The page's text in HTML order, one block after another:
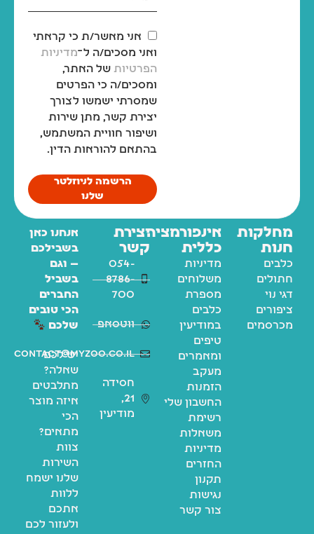
אני מאשר/ת כי קראתי
ואני מסכים/ה ל־מדיניות
הפרטיות של האתר,
ומסכים/ה כי הפרטים
שמסרתי ישמשו לצורך
יצירת קשר, מתן שירות
ושיפור חוויית המשתמש,
בהתאם להוראות הדין.
הרשמה לניוזלטר
שלנו
מחלקות
חנות
כלבים
חתולים
דגי נוי
ציפורים
מכרסמים
אינפורמציה
כללית
מדיניות
משלוחים
מספרת
כלבים
במודיעין
טיפים
ומאמרים
מעקב
הזמנות
החשבון שלי
רשימת
משאלות
מדיניות
החזרים
תקנון
נגישות
צור קשר
יצירת
קשר
054-
8786-
700
ווטסאפ
contact@myzoo.co.il
חסידה
21,
מודיעין
אנחנו כאן
בשבילכם
— וגם
בשביל
החברים
הכי טובים
שלכם
יש לכם
שאלה?
מתלבטים
איזה מוצר
הכי
מתאים?
צוות
השירות
שלנו ישמח
ללוות
אתכם
ולעזור לכם